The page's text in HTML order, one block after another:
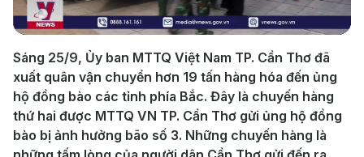
Video
Sáng 25/9, Ủy ban MTTQ Việt Nam TP. Cần Thơ đã
xuất quân vận chuyển hơn 19 tấn hàng hóa đến ủng
hộ đồng bào các tỉnh phía Bắc. Đây là chuyến hàng
thứ hai được MTTQ VN TP. Cần Thơ gửi ủng hộ đồng
bào bị ảnh hưởng bão số 3. Những chuyến hàng là